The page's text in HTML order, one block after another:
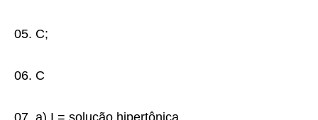
05. C;
06. C
07. a) I = solução hipertônica